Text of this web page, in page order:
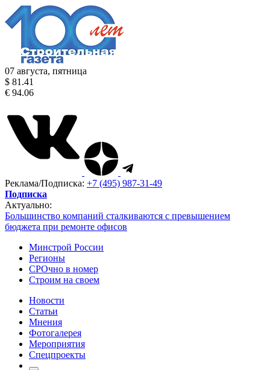
07 августа, пятница
$ 81.41
€ 94.06
Реклама/Подписка: +7 (495) 987-31-49
Подписка
Актуально:
Большинство компаний сталкиваются с превышением
бюджета при ремонте офисов
Минстрой России
Регионы
СРОчно в номер
Строим на своем
Новости
Статьи
Мнения
Фотогалерея
Мероприятия
Спецпроекты